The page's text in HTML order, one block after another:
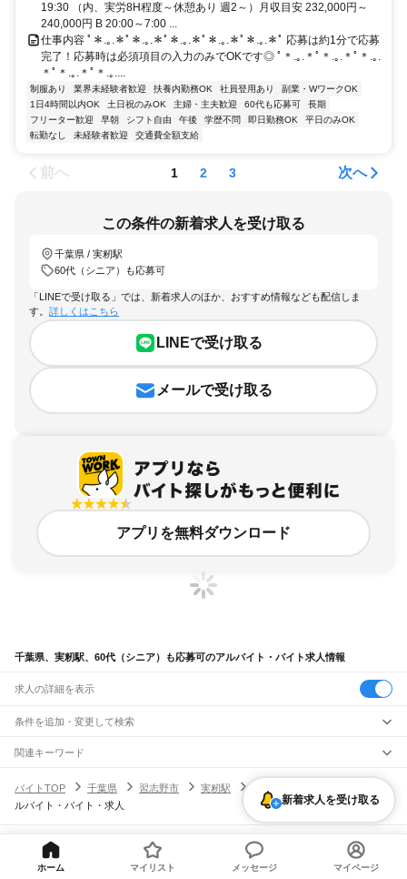
19:30 （内、実労8H程度～休憩あり 週2～）月収目安 232,000円～
240,000円 B 20:00～7:00 ...
仕事内容 ﾟ＊.｡.＊ﾟ＊.｡.＊ﾟ＊.｡.＊ﾟ＊.｡.＊ﾟ＊.｡.＊ﾟ 応募は約1分で応募
完了！応募時は必須項目の入力のみでOKです◎ ﾟ＊.｡.＊ﾟ＊.｡.＊ﾟ＊.｡.
＊ﾟ＊.｡.＊ﾟ＊.｡....
制服あり 業界未経験者歓迎 扶養内勤務OK 社員登用あり
副業・WワークOK
1日4時間以内OK
土日祝のみOK 主婦・主夫歓迎 60代も応募可
長期
フリーター歓迎
早朝 シフト自由 午後 学歴不問 即日勤務OK
平日のみOK
転勤なし
未経験者歓迎 交通費全額支給
前へ 1 2 3 次へ
この条件の新着求人を受け取る
千葉県 / 実籾駅
60代（シニア）も応募可
「LINEで受け取る」では、新着求人のほか、おすすめ情報なども配信しま
す。 詳しくはこちら
LINEで受け取る
メールで受け取る
アプリを無料ダウンロード
千葉県、実籾駅、60代（シニア）も応募可のアルバイト・バイト求人情報
求人の詳細を表示
条件を追加・変更して検索
市区町村を追加・変更
千葉県すべて
千葉市すべて
銚子市 館山市 野田市 佐倉市東金市
旭市
勝浦市市原市 八千代市我孫子市
鎌ケ谷市
君津市
四街道市 八街市 印西市 南房総市
駅を追加・変更
JR中央・総武線
市川駅本八幡駅 下総中山駅 西船橋駅 東船橋駅 津田沼駅 幕張本郷駅 幕張駅
職種を追加・変更
飲食・フードサービス
すべて
ホールスタッフ
キッチンスタッフ 皿洗い・洗い場精肉・鮮魚加工
給食調理
特徴を追加・変更
人気
関連キーワード
ガチャガチャ
バイトTOP
千葉県 習志野市 実籾駅
ルバイト・バイト・求人
新着求人を受け取る
ヘルプ・お問い合わせ サイトマップ
利用規約・プライバシーポリシー
[企業]求人広告の掲載相談
ホーム マイリスト メッセージ マイページ